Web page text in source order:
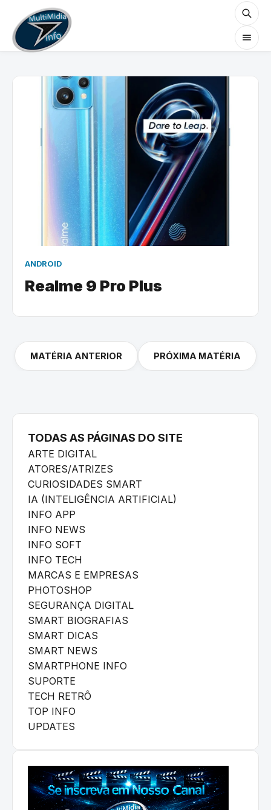
ANDROID
Realme 9 Pro Plus
MATÉRIA ANTERIOR PRÓXIMA MATÉRIA
TODAS AS PÁGINAS DO SITE
ARTE DIGITAL
ATORES/ATRIZES
CURIOSIDADES SMART
IA (INTELIGÊNCIA ARTIFICIAL)
INFO APP
INFO NEWS
INFO SOFT
INFO TECH
MARCAS E EMPRESAS
PHOTOSHOP
SEGURANÇA DIGITAL
SMART BIOGRAFIAS
SMART DICAS
SMART NEWS
SMARTPHONE INFO
SUPORTE
TECH RETRÔ
TOP INFO
UPDATES